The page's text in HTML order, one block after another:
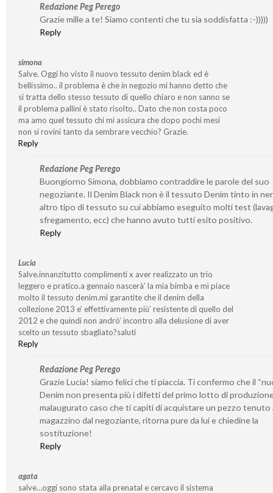
Redazione Peg Perego
Grazie mille a te! Siamo contenti che tu sia soddisfatta :-)))))
Reply
simona
Salve. Oggi ho visto il nuovo tessuto denim black ed è
bellissimo.. il problema è che in negozio mi hanno detto che
si tratta dello stesso tessuto di quello chiaro e non sanno se
il problema pallini è stato risolto.. Dato che non costa poco
ma amo quel tessuto chi mi assicura che dopo pochi mesi
non si rovini tanto da sembrare vecchio? Grazie.
Reply
Redazione Peg Perego
Buongiorno Simona, dobbiamo contraddire le parole del suo
negoziante. Il Denim Black non è il tessuto Denim tinto in
altro tipo di tessuto su cui abbiamo eseguito molti test
sfregamento, ecc) che hanno avuto tutti esito positivo.
Reply
Lucia
Salve.innanzitutto complimenti x aver realizzato un trio
leggero e pratico.a gennaio nascerà’ la mia bimba e mì piace
molto il tessuto denim.mi garantite che il denim della
collezione 2013 e’ effettivamente più’ resistente di quello del
2012 e che quindi non andrò’ incontro alla delusione di aver
scelto un tessuto sbagliato?saluti
Reply
Redazione Peg Perego
Grazie Lucia! siamo felici che ti piaccia. Ti confermo che il
Denim non presenta più i difetti del primo lotto di
malaugurato caso che ti capiti di acquistare un pezzo tenuto
magazzino dal negoziante, ritorna pure da lui e chiedine la
sostituzione!
Reply
agata
salve…oggi sono stata alla prenatal e cercavo il sistema